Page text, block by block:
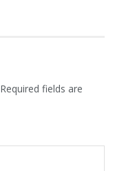
Required fields are